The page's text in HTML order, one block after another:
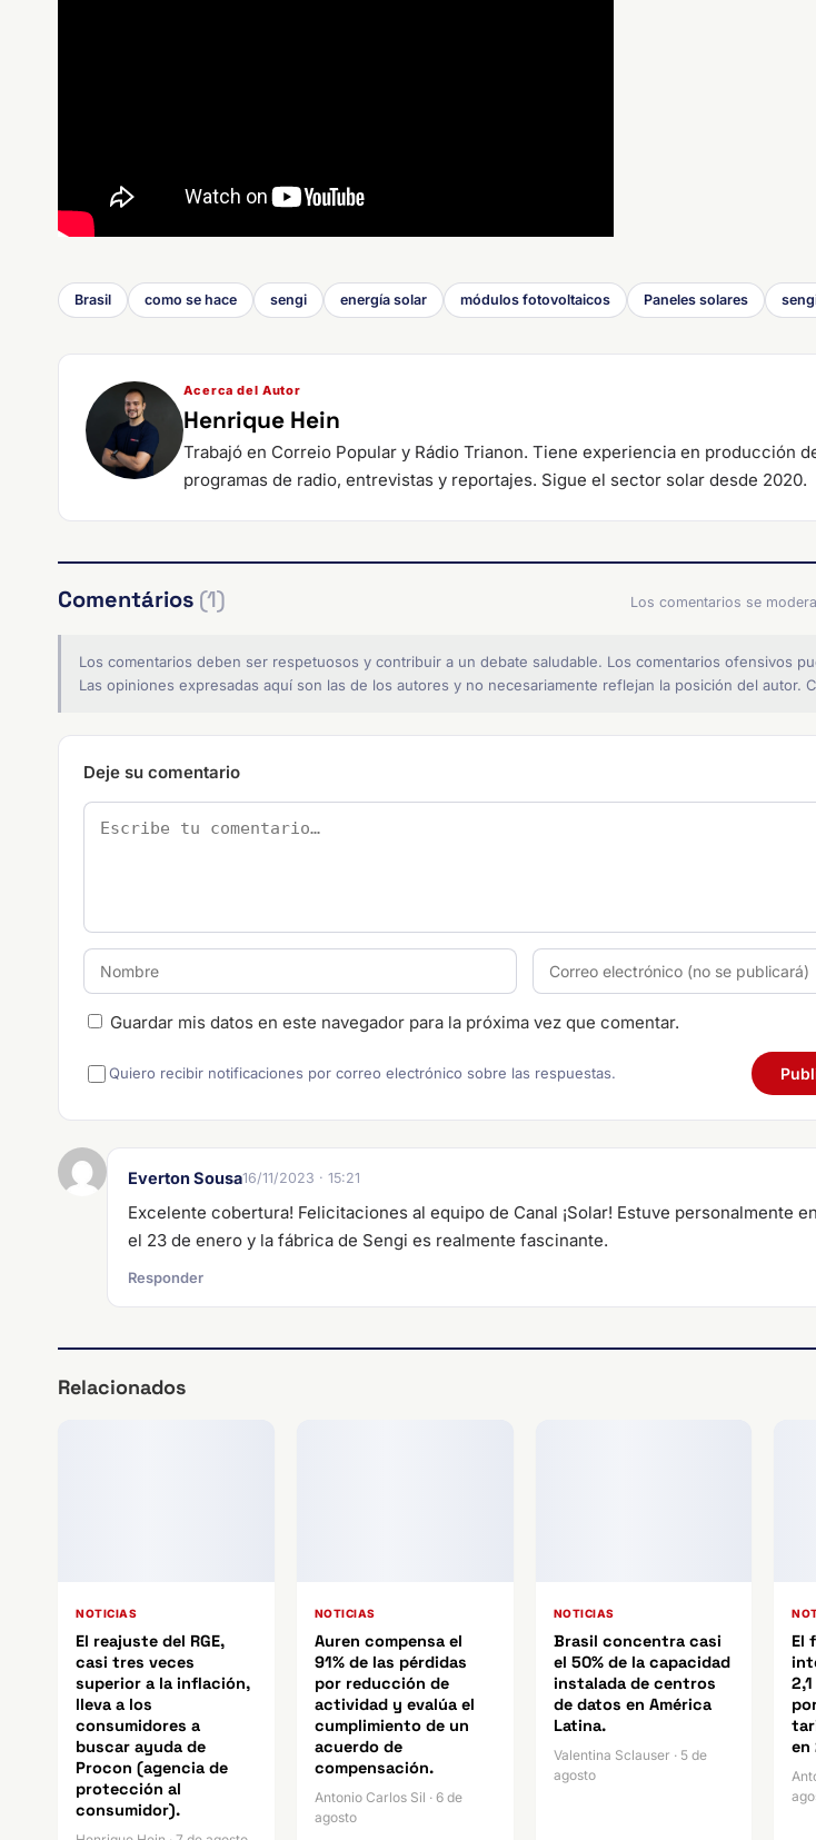
Brasil como se hace sengi energía solar módulos fotovoltaicos Paneles solares
Acerca del Autor
Henrique Hein
Trabajó en Correio Popular y Rádio Trianon. Tiene experiencia en producción
programas de radio, entrevistas y reportajes. Sigue el sector solar desde 2020.
Comentários (1) Los comentarios se
Los comentarios deben ser respetuosos y contribuir a un debate saludable. Los comentarios ofensivos
Las opiniones expresadas aquí son las de los autores y no necesariamente reflejan la posición del autor.
Deje su comentario
Guardar mis datos en este navegador para la próxima vez que comentar.
Quiero recibir notificaciones por correo electrónico sobre las respuestas.
Everton Sousa16/11/2023 · 15:21
Excelente cobertura! Felicitaciones al equipo de Canal ¡Solar! Estuve personalmente
el 23 de enero y la fábrica de Sengi es realmente fascinante.
Responder
Relacionados
NOTICIAS
El reajuste del RGE,
casi tres veces
superior a la inflación,
lleva a los
consumidores a
buscar ayuda de
Procon (agencia de
protección al
consumidor).
NOTICIAS
Auren compensa el
91% de las pérdidas
por reducción de
actividad y evalúa el
cumplimiento de un
acuerdo de
compensación.
Antonio Carlos Sil · 6 de
agosto
NOTICIAS
Brasil concentra casi
el 50% de la capacidad
instalada de centros
de datos en América
Latina.
Valentina Sclauser · 5 de
agosto
El
en